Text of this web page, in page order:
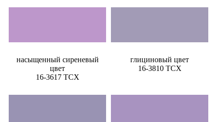
насыщенный сиреневый
цвет
16-3617 TCX
глициновый цвет
16-3810 TCX